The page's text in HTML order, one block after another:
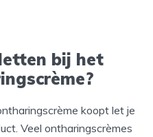
bij het
koopt let je
Veel ontharingscrèmes